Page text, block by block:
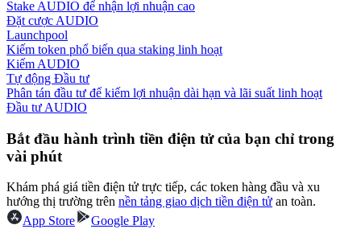
Earn
Stake AUDIO để nhận lợi nhuận cao
Đặt cược AUDIO
Launchpool
Kiếm token phổ biến qua staking linh hoạt
Kiếm AUDIO
Tự động Đầu tư
Phân tán đầu tư để kiếm lợi nhuận dài hạn và lãi suất linh hoạt
Đầu tư AUDIO
Bắt đầu hành trình tiền điện tử của bạn chỉ trong
vài phút
Khám phá giá tiền điện tử trực tiếp, các token hàng đầu và xu
hướng thị trường trên nền tảng giao dịch tiền điện tử an toàn.
App Store
Google Play